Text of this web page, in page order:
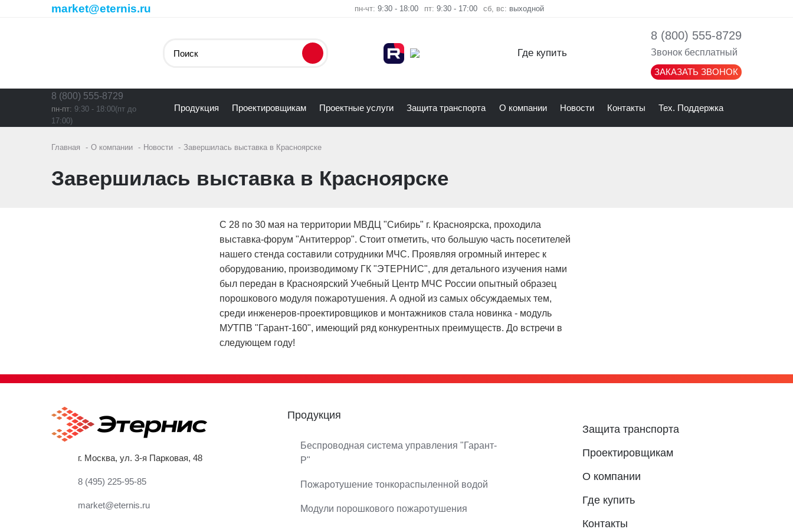
market@eternis.ru пн-чт: 9:30 - 18:00 пт: 9:30 - 17:00 сб, вс: выходной
Где купить
8 (800) 555-8729
Звонок бесплатный
ЗАКАЗАТЬ ЗВОНОК
8 (800) 555-8729
пн-пт: 9:30 - 18:00(пт до
17:00)
Продукция Проектировщикам Проектные услуги Защита транспорта О компании Новости Контакты Тех. Поддержка
Главная О компании Новости Завершилась выставка в Красноярске
Завершилась выставка в Красноярске
С 28 по 30 мая на территории МВДЦ "Сибирь" г. Красноярска, проходила
выставка-форум "Антитеррор". Стоит отметить, что большую часть посетителей
нашего стенда составили сотрудники МЧС. Проявляя огромный интерес к
оборудованию, производимому ГК "ЭТЕРНИС", для детального изучения нами
был передан в Красноярский Учебный Центр МЧС России опытный образец
порошкового модуля пожаротушения. А одной из самых обсуждаемых тем,
среди инженеров-проектировщиков и монтажников стала новинка - модуль
МУТПВ "Гарант-160", имеющий ряд конкурентных преимуществ. До встречи в
следующем году!
г. Москва, ул. 3-я Парковая, 48
8 (495) 225-95-85
market@eternis.ru
Продукция
Беспроводная система управления "Гарант-
Р"
Пожаротушение тонкораспыленной водой
Модули порошкового пожаротушения
Защита транспорта
Проектировщикам
О компании
Где купить
Контакты